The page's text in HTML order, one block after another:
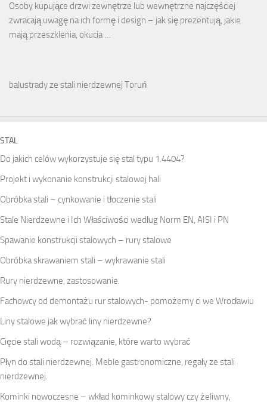
Osoby kupujące drzwi zewnętrze lub wewnętrzne najczęściej
zwracają uwagę na ich formę i design – jak się prezentują, jakie
mają przeszklenia, okucia …
balustrady ze stali nierdzewnej Toruń
STAL
Do jakich celów wykorzystuje się stal typu 1.4404?
Projekt i wykonanie konstrukcji stalowej hali
Obróbka stali – cynkowanie i tłoczenie stali
Stale Nierdzewne i Ich Właściwości według Norm EN, AISI i PN
Spawanie konstrukcji stalowych – rury stalowe
Obróbka skrawaniem stali – wykrawanie stali
Rury nierdzewne, zastosowanie.
Fachowcy od demontażu rur stalowych- pomożemy ci we Wrocławiu
Liny stalowe jak wybrać liny nierdzewne?
Cięcie stali wodą – rozwiązanie, które warto wybrać
Płyn do stali nierdzewnej. Meble gastronomiczne, regały ze stali
nierdzewnej.
Kominki nowoczesne – wkład kominkowy stalowy czy żeliwny,